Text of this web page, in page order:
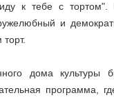
к тебе с тортом".
и
дома культуры
программа,